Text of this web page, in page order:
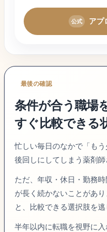
アプ
最後の確認
条件が合う職場
すぐ比較できる
忙しい毎日のなかで「も
後回しにしてしまう薬剤師
ただ、年収・休日・勤務
が長く続かないことがあ
と、比較できる選択肢を逃
半年以内に転職を視野に